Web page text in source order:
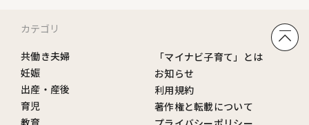
カテゴリ
共働き夫婦
妊娠
出産・産後
育児
「マイナビ子育て」とは
お知らせ
利用規約
著作権と転載について